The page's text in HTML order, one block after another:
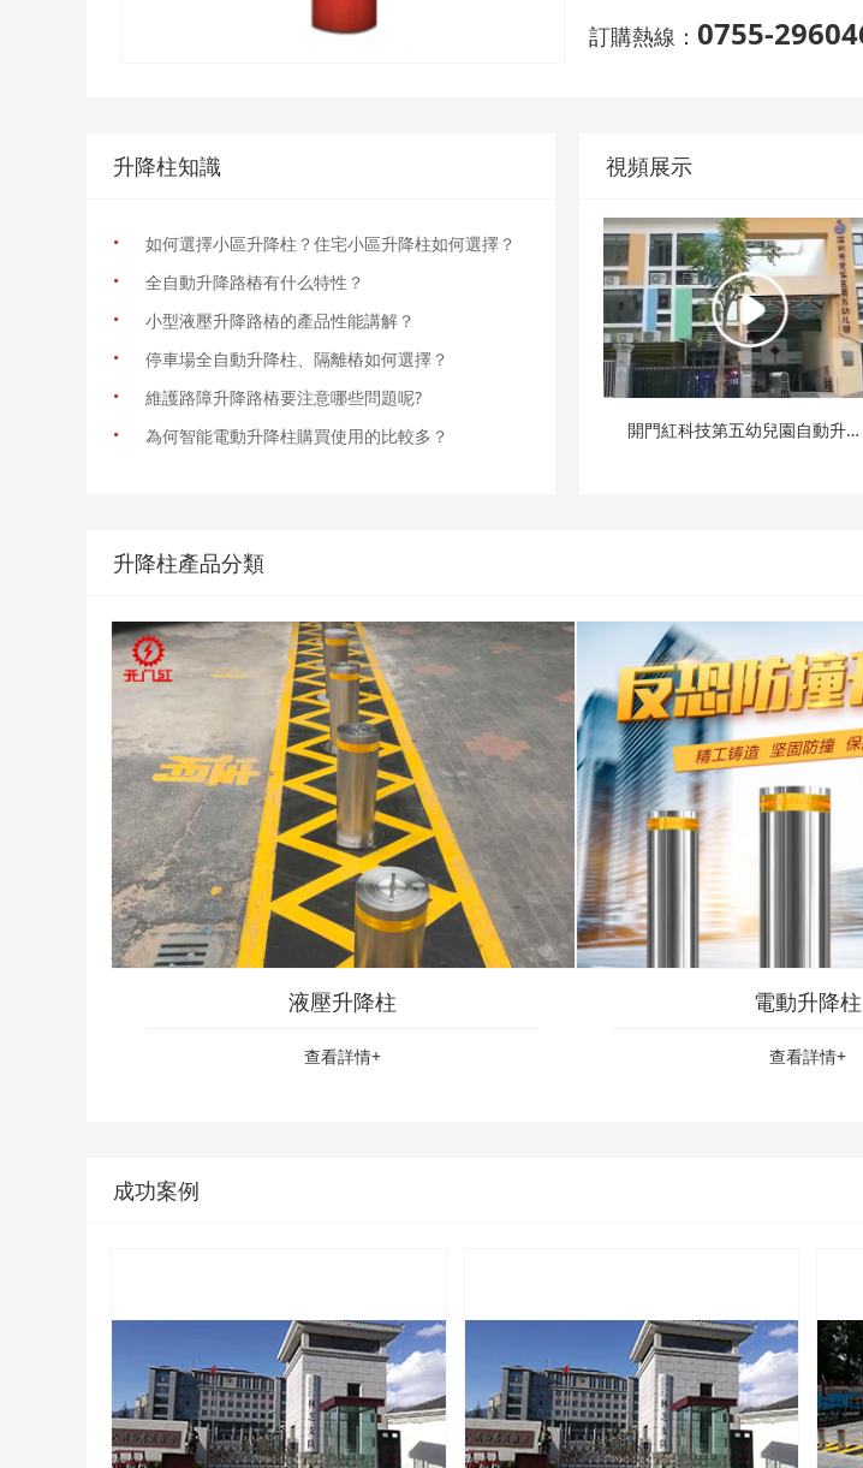
訂購熱線： 0755-
升降柱知識
· 如何選擇小區升降柱？住宅小區升降柱如何選擇？
· 全自動升降路樁有什么特性？
· 小型液壓升降路樁的產品性能講解？
· 停車場全自動升降柱、隔離樁如何選擇？
· 維護路障升降路樁要注意哪些問題呢?
· 為何智能電動升降柱購買使用的比較多？
視頻展示
開門紅科技第五幼兒園自動升降柱...
升降柱產品分類
液壓升降柱
查看詳情+
電動升降柱
查看詳情+
成功案例